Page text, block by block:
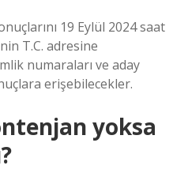
19 Eylül 2024 saat
T.C. adresine
numaraları ve aday
erişebilecekler.
yoksa